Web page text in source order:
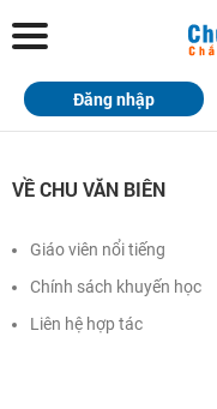
Trang chủ
Khóa học
Sách
Thi Online
Tài liệu miễn phí
Đăng nhập
VỀ CHU VĂN BIÊN
Giáo viên nổi tiếng
Chính sách khuyến học
Liên hệ hợp tác